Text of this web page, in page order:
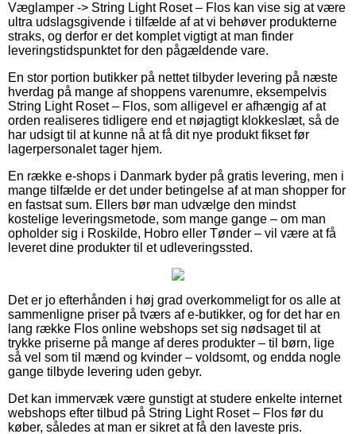
Væglamper -> String Light Roset – Flos kan vise sig at være
ultra udslagsgivende i tilfælde af at vi behøver produkterne
straks, og derfor er det komplet vigtigt at man finder
leveringstidspunktet for den pågældende vare.
En stor portion butikker på nettet tilbyder levering på næste
hverdag på mange af shoppens varenumre, eksempelvis
String Light Roset – Flos, som alligevel er afhængig af at
orden realiseres tidligere end et nøjagtigt klokkeslæt, så de
har udsigt til at kunne nå at få dit nye produkt fikset før
lagerpersonalet tager hjem.
En række e-shops i Danmark byder på gratis levering, men i
mange tilfælde er det under betingelse af at man shopper for
en fastsat sum. Ellers bør man udvælge den mindst
kostelige leveringsmetode, som mange gange – om man
opholder sig i Roskilde, Hobro eller Tønder – vil være at få
leveret dine produkter til et udleveringssted.
Det er jo efterhånden i høj grad overkommeligt for os alle at
sammenligne priser på tværs af e-butikker, og for det har en
lang række Flos online webshops set sig nødsaget til at
trykke priserne på mange af deres produkter – til børn, lige
så vel som til mænd og kvinder – voldsomt, og endda nogle
gange tilbyde levering uden gebyr.
Det kan immervæk være gunstigt at studere enkelte internet
webshops efter tilbud på String Light Roset – Flos før du
køber, således at man er sikret at få den laveste pris.